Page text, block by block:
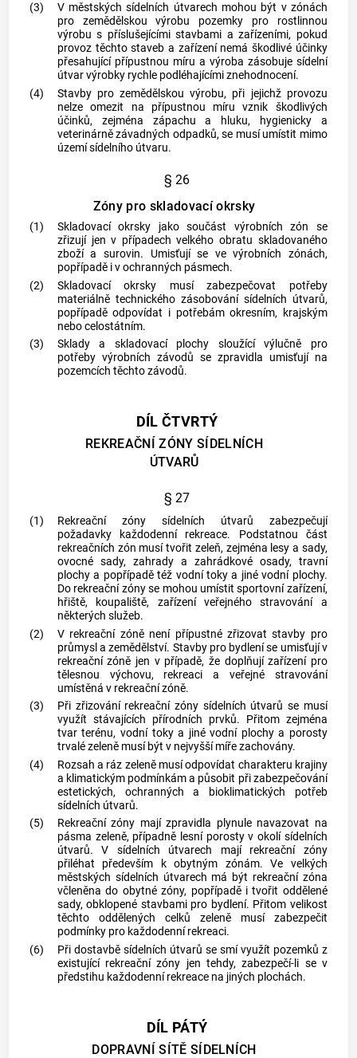
(3)
V městských sídelních útvarech mohou být v zónách
pro zemědělskou výrobu pozemky pro rostlinnou
výrobu s příslušejícími stavbami a zařízeními, pokud
provoz těchto staveb a zařízení nemá škodlivé účinky
přesahující přípustnou míru a výroba zásobuje sídelní
útvar výrobky rychle podléhajícími znehodnocení.
(4)
Stavby pro zemědělskou výrobu, při jejichž provozu
nelze omezit na přípustnou míru vznik škodlivých
účinků, zejména zápachu a hluku, hygienicky a
veterinárně závadných odpadků, se musí umístit mimo
území sídelního útvaru.
§ 26
Zóny pro skladovací okrsky
(1)
Skladovací okrsky jako součást výrobních zón se
zřizují jen v případech velkého obratu skladovaného
zboží a surovin. Umisťují se ve výrobních zónách,
popřípadě i v ochranných pásmech.
(2)
Skladovací okrsky musí zabezpečovat potřeby
materiálně technického zásobování sídelních útvarů,
popřípadě odpovídat i potřebám okresním, krajským
nebo celostátním.
(3)
Sklady a skladovací plochy sloužící výlučně pro
potřeby výrobních závodů se zpravidla umisťují na
pozemcích těchto závodů.
DÍL ČTVRTÝ
REKREAČNÍ ZÓNY SÍDELNÍCH
ÚTVARŮ
§ 27
(1)
Rekreační zóny sídelních útvarů zabezpečují
požadavky každodenní rekreace. Podstatnou část
rekreačních zón musí tvořit zeleň, zejména lesy a sady,
ovocné sady, zahrady a zahrádkové osady, travní
plochy a popřípadě též vodní toky a jiné vodní plochy.
Do rekreační zóny se mohou umístit sportovní zařízení,
hřiště, koupaliště, zařízení veřejného stravování a
některých služeb.
(2)
V rekreační zóně není přípustné zřizovat stavby pro
průmysl a zemědělství. Stavby pro bydlení se umisťují v
rekreační zóně jen v případě, že doplňují zařízení pro
tělesnou výchovu, rekreaci a veřejné stravování
umístěná v rekreační zóně.
(3)
Při zřizování rekreační zóny sídelních útvarů se musí
využít stávajících přírodních prvků. Přitom zejména
tvar terénu, vodní toky a jiné vodní plochy a porosty
trvalé zeleně musí být v nejvyšší míře zachovány.
(4)
Rozsah a ráz zeleně musí odpovídat charakteru krajiny
a klimatickým podmínkám a působit při zabezpečování
estetických, ochranných a bioklimatických potřeb
sídelních útvarů.
(5)
Rekreační zóny mají zpravidla plynule navazovat na
pásma zeleně, případně lesní porosty v okolí sídelních
útvarů. V sídelních útvarech mají rekreační zóny
přiléhat především k obytným zónám. Ve velkých
městských sídelních útvarech má být rekreační zóna
včleněna do obytné zóny, popřípadě i tvořit oddělené
sady, obklopené stavbami pro bydlení. Přitom velikost
těchto oddělených celků zeleně musí zabezpečit
podmínky pro každodenní rekreaci.
(6)
Při dostavbě sídelních útvarů se smí využít pozemků z
existující rekreační zóny jen tehdy, zabezpečí-li se v
předstihu každodenní rekreace na jiných plochách.
DÍL PÁTÝ
DOPRAVNÍ SÍTĚ SÍDELNÍCH